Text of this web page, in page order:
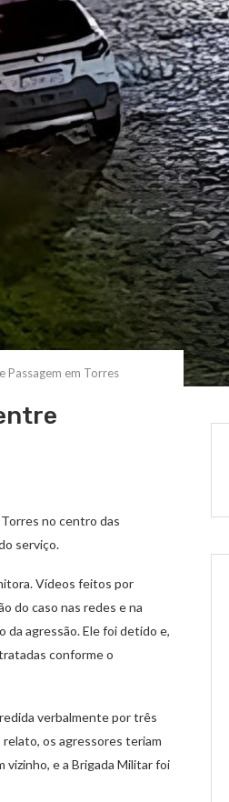
Passagem em Torres
no centro das
serviço.
Vídeos feitos por
do caso nas redes e na
da agressão. Ele foi detido e,
conforme o
verbalmente por três
relato, os agressores teriam
e a Brigada Militar foi